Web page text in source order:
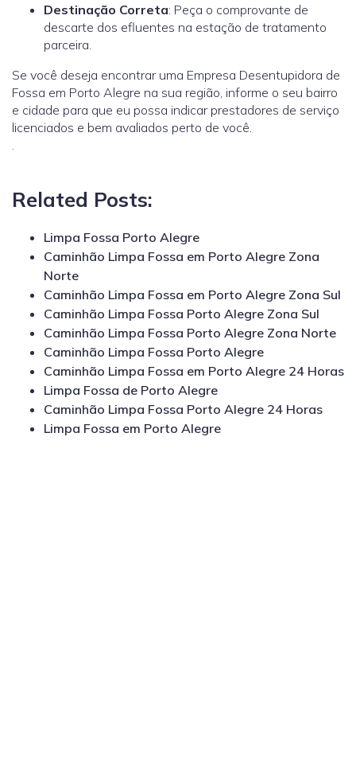
Destinação Correta: Peça o comprovante de
descarte dos efluentes na estação de tratamento
parceira.
Se você deseja encontrar uma Empresa Desentupidora de
Fossa em Porto Alegre na sua região, informe o seu bairro
e cidade para que eu possa indicar prestadores de serviço
licenciados e bem avaliados perto de você.
Related Posts:
Limpa Fossa Porto Alegre
Caminhão Limpa Fossa em Porto Alegre Zona
Norte
Caminhão Limpa Fossa em Porto Alegre Zona Sul
Caminhão Limpa Fossa Porto Alegre Zona Sul
Caminhão Limpa Fossa Porto Alegre Zona Norte
Caminhão Limpa Fossa Porto Alegre
Caminhão Limpa Fossa em Porto Alegre 24 Horas
Limpa Fossa de Porto Alegre
Caminhão Limpa Fossa Porto Alegre 24 Horas
Limpa Fossa em Porto Alegre